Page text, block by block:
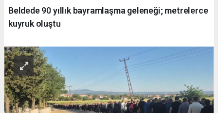
Beldede 90 yıllık bayramlaşma geleneği; metrelerce
kuyruk oluştu